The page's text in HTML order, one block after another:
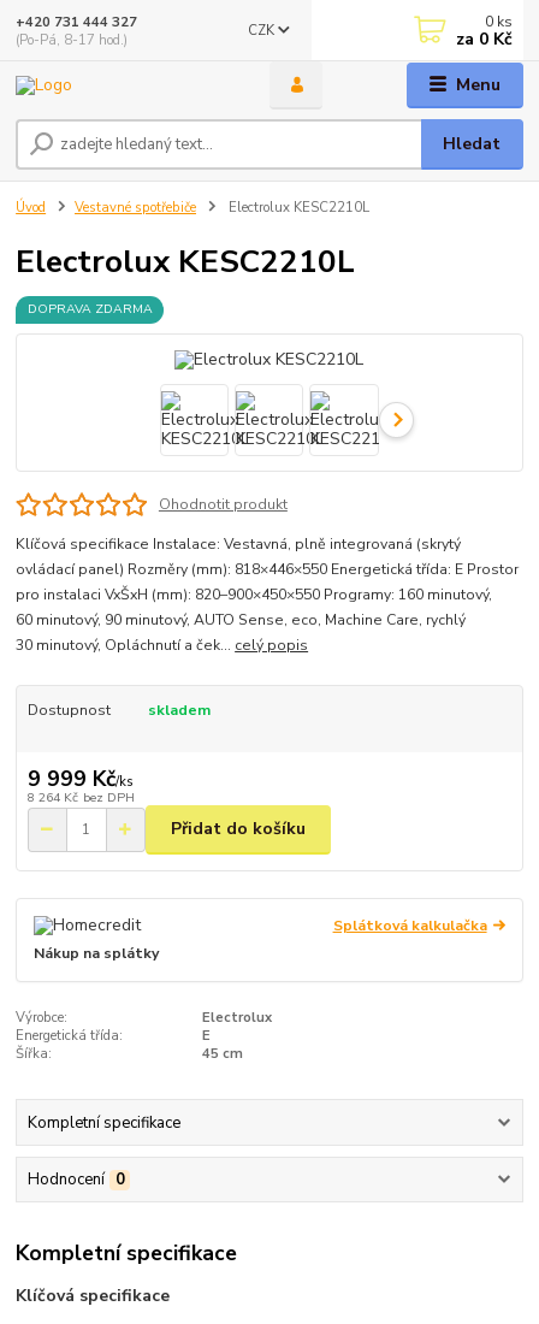
Menu
CZK
Hledat
+420 731 444 327
(Po-Pá, 8-17 hod.)
0 ks
za 0 Kč
Úvod Vestavné spotřebiče Electrolux KESC2210L
Electrolux KESC2210L
DOPRAVA ZDARMA
Ohodnotit produkt
Klíčová specifikace Instalace: Vestavná, plně integrovaná (skrytý
ovládací panel) Rozměry (mm): 818×446×550 Energetická třída: E Prostor
pro instalaci VxŠxH (mm): 820–900×450×550 Programy: 160 minutový,
60 minutový, 90 minutový, AUTO Sense, eco, Machine Care, rychlý
30 minutový, Opláchnutí a ček... celý popis
Dostupnost skladem
9 999 Kč/ks
8 264 Kč bez DPH
Přidat do košíku
Splátková kalkulačka
Nákup na splátky
Výrobce:
Electrolux
Energetická třída:
E
Šířka:
45 cm
Kompletní specifikace
Hodnocení 0
Kompletní specifikace
Klíčová specifikace